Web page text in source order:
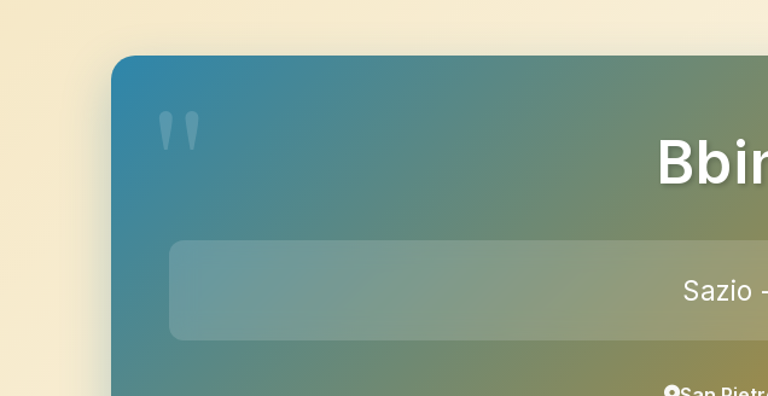
Sazio